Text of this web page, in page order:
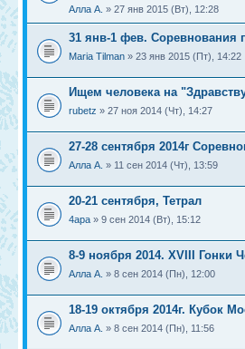
Алла А. » 27 янв 2015 (Вт), 12:28
31 янв-1 фев. Соревнования
Maria Tilman » 23 янв 2015 (Пт), 14:22
Ищем человека на
rubetz » 27 ноя 2014 (Чт), 14:27
27-28 сентября 2014г
Алла А. » 11 сен 2014 (Чт), 13:59
20-21 сентября, Тетрал
4apa » 9 сен 2014 (Вт), 15:12
8-9 ноября 2014. XVIII Гонки
Алла А. » 8 сен 2014 (Пн), 12:00
18-19 октября 2014г. Кубок
Алла А. » 8 сен 2014 (Пн), 11:56